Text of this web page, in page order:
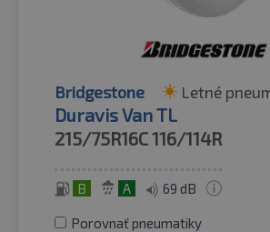
Bridgestone Letné
Duravis Van TL
215/75R16C116/114R
B A 69 dB
Porovnať pneumatiky